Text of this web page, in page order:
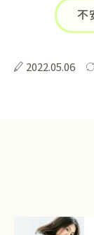
不
2022.05.06